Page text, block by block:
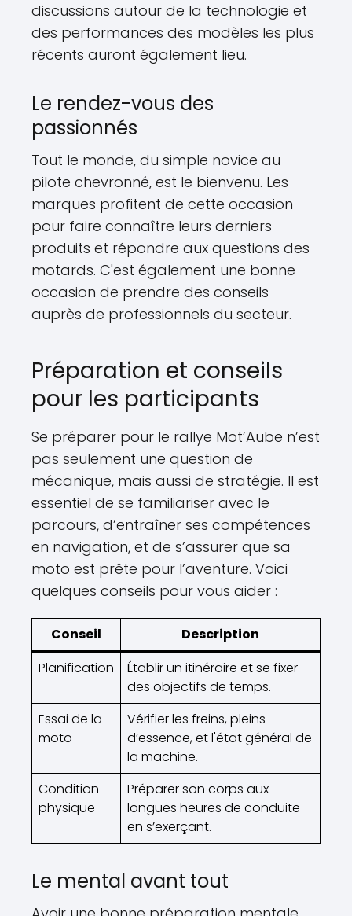
discussions autour de la technologie et
des performances des modèles les plus
récents auront également lieu.
Le rendez-vous des
passionnés
Tout le monde, du simple novice au
pilote chevronné, est le bienvenu. Les
marques profitent de cette occasion
pour faire connaître leurs derniers
produits et répondre aux questions des
motards. C'est également une bonne
occasion de prendre des conseils
auprès de professionnels du secteur.
Préparation et conseils
pour les participants
Se préparer pour le rallye Mot’Aube n’est
pas seulement une question de
mécanique, mais aussi de stratégie. Il est
essentiel de se familiariser avec le
parcours, d’entraîner ses compétences
en navigation, et de s’assurer que sa
moto est prête pour l’aventure. Voici
quelques conseils pour vous aider :
Conseil
Description
Planification
Établir un itinéraire et se fixer
des objectifs de temps.
Essai de la
moto
Vérifier les freins, pleins
d’essence, et l'état général de
la machine.
Condition
physique
Préparer son corps aux
longues heures de conduite
en s’exerçant.
Le mental avant tout